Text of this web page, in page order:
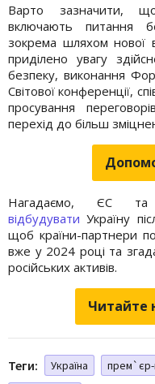
Варто зазначити,
включають питання
зокрема шляхом нової
приділено увагу
безпеку, виконання
Світової конференції,
просування
перехід до більш
Нагадаємо, ЄС
відбудувати Україну
щоб країни-партнери
вже у 2024 році та
російських активів.
Читайте
Теги: Україна прем`єр-